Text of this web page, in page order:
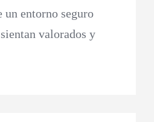
un entorno seguro
valorados y